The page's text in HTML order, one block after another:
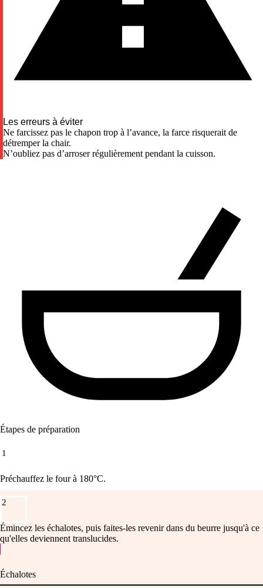
Les erreurs à éviter
Ne farcissez pas le chapon trop à l’avance, la farce risquerait de
détremper la chair.
N’oubliez pas d’arroser régulièrement pendant la cuisson.
Étapes de préparation
1
Préchauffez le four à 180°C.
2
Émincez les échalotes, puis faites-les revenir dans du beurre jusqu'à ce
qu'elles deviennent translucides.
Échalotes